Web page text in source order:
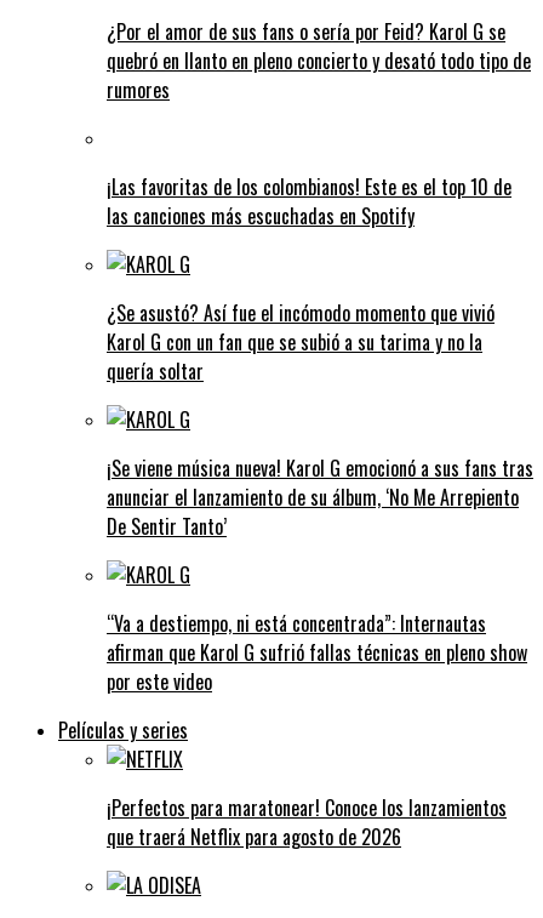
¿Por el amor de sus fans o sería por Feid? Karol G se
quebró en llanto en pleno concierto y desató todo tipo de
rumores
¡Las favoritas de los colombianos! Este es el top 10 de
las canciones más escuchadas en Spotify
¿Se asustó? Así fue el incómodo momento que vivió
Karol G con un fan que se subió a su tarima y no la
quería soltar
¡Se viene música nueva! Karol G emocionó a sus fans tras
anunciar el lanzamiento de su álbum, ‘No Me Arrepiento
De Sentir Tanto’
“Va a destiempo, ni está concentrada”: Internautas
afirman que Karol G sufrió fallas técnicas en pleno show
por este video
Películas y series
¡Perfectos para maratonear! Conoce los lanzamientos
que traerá Netflix para agosto de 2026